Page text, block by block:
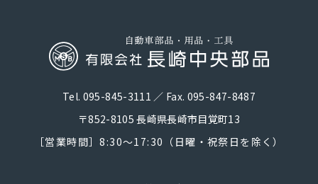
Tel. 095-845-3111 ／ Fax. 095-847-8487
〒852-8105 長崎県長崎市目覚町13
［営業時間］8:30～17:30（日曜・祝祭日を除く）